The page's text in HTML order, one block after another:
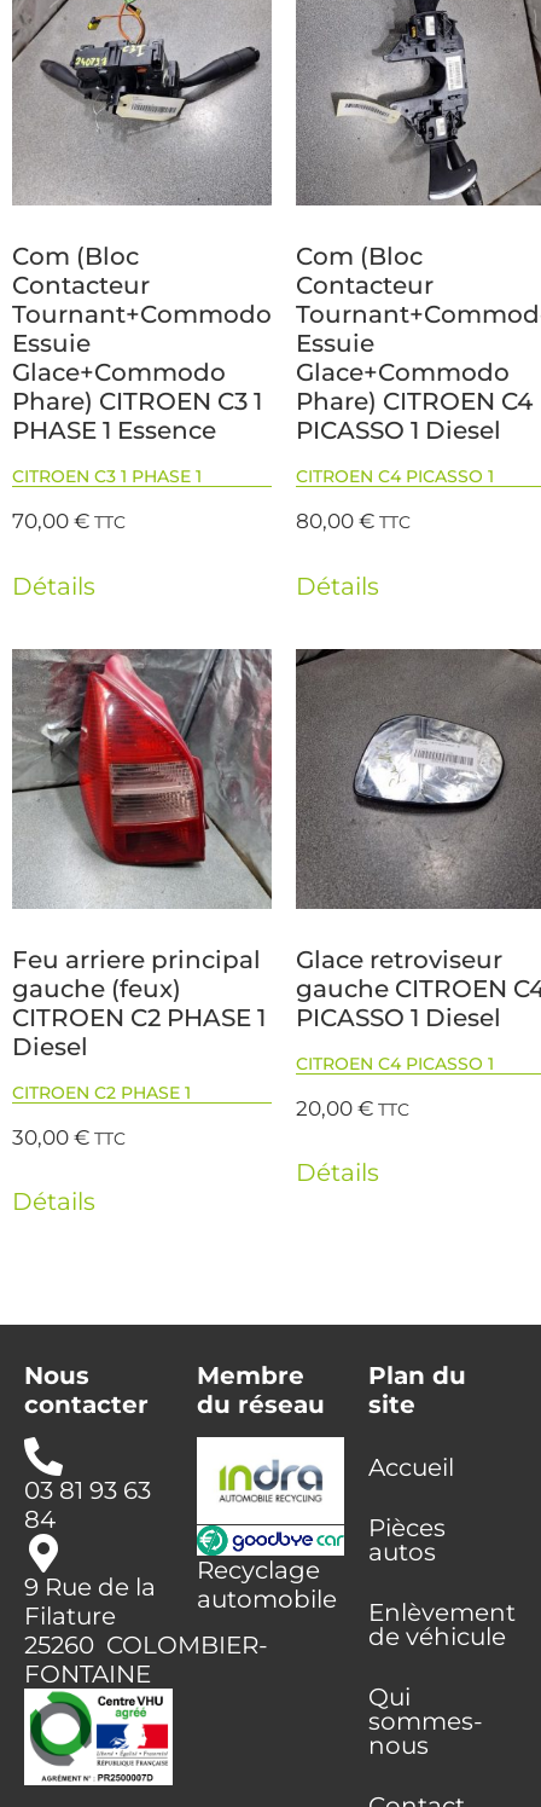
Com (Bloc
Contacteur
Tournant+Commodo
Essuie
Glace+Commodo
Phare) CITROEN C3 1
PHASE 1 Essence
CITROEN C3 1 PHASE 1
70,00€ TTC
Détails
Com (Bloc
Contacteur
Essuie
Glace+Commodo
Phare) CITROEN C4
PICASSO 1 Diesel
CITROEN C4 PICASSO 1
80,00€ TTC
Détails
Feu arriere principal
gauche (feux)
CITROEN C2 PHASE 1
Diesel
CITROEN C2 PHASE 1
30,00€ TTC
Détails
Glace retroviseur
gauche CITROEN
PICASSO 1 Diesel
CITROEN C4 PICASSO 1
20,00€ TTC
Détails
Nous
contacter
03 81 93 63
84
9 Rue de la
Filature
25260 COLOMBIER-
FONTAINE
Membre
du réseau
Recyclage
automobile
Plan du
site
Accueil
Pièces
autos
Enlèvement
de véhicule
Qui
sommes-
nous